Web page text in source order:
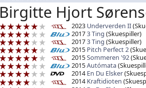
Birgitte Hjort
2023 Underverden II
20173 Ting (Skuespiller)
20173 Ting (Skuespiller)
2015 Pitch Perfect 2
2015Sommeren '92
2015Autómata
2014 En Du Elsker
2014 Kraftidioten